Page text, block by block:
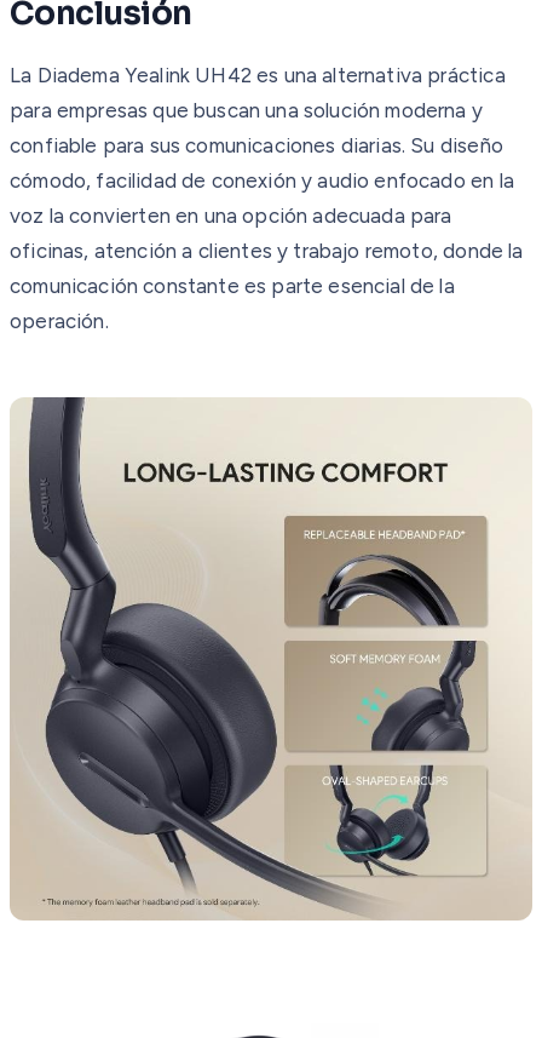
Conclusión
La Diadema Yealink UH42 es una alternativa práctica
para empresas que buscan una solución moderna y
confiable para sus comunicaciones diarias. Su diseño
cómodo, facilidad de conexión y audio enfocado en la
voz la convierten en una opción adecuada para
oficinas, atención a clientes y trabajo remoto, donde la
comunicación constante es parte esencial de la
operación.